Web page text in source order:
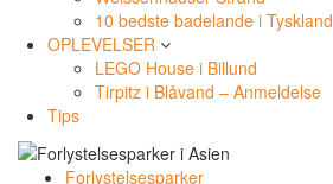
10 bedste badelande i Tyskland
OPLEVELSER
LEGO House i Billund
Tirpitz i Blåvand – Anmeldelse
Tips
Forlystelsesparker